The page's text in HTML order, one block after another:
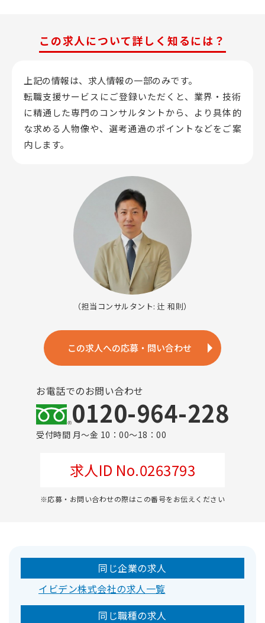
この求人について詳しく知るには？
上記の情報は、求人情報の一部のみです。
転職支援サービスにご登録いただくと、業界・技術
に精通した専門のコンサルタントから、 より具体的
な求める人物像や、選考通過のポイントなどをご案
内します。
（担当コンサルタント: 辻 和則）
この求人への応募・問い合わせ
お電話でのお問い合わせ
0120-964-228
受付時間 月～金 10：00～18：00
求人ID No.0263793
※応募・お問い合わせの際はこの番号をお伝えください
同じ企業の求人
イビデン株式会社の求人一覧
同じ職種の求人